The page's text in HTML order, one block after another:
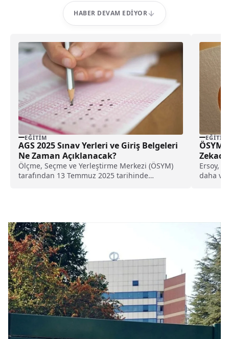
HABER DEVAM EDIYOR
EĞITIM
AGS 2025 Sınav Yerleri ve Giriş Belgeleri
Ne Zaman Açıklanacak?
Ölçme, Seçme ve Yerleştirme Merkezi (ÖSYM)
tarafından 13 Temmuz 2025 tarihinde
EĞITIM
ÖSYM
Ersoy,
daha